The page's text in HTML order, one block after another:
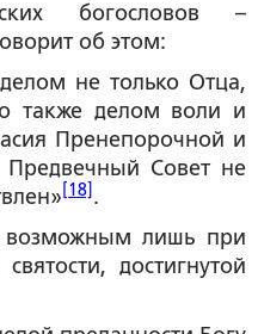
богословов –
об этом:
не только Отца,
также делом воли и
Пренепорочной и
Предвечный Совет не
[18] .
возможным лишь при
достигнутой